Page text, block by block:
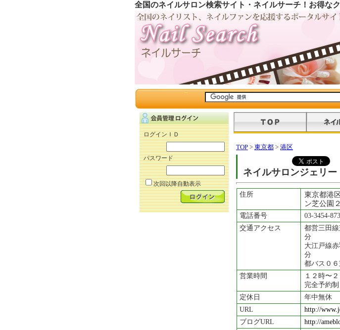
全国のネイルサロン検索サイト・ネイルサーチ！お得な
ログインＩＤ
パスワード
次回以降自動表示
TOP > 東京都 > 港区
ネイルサロンジェリー
住所
東京都港
ン芝公園
電話番号
03-3454-
交通アクセス
都営三田
分
大江戸線
分
都バス０
営業時間
１２時〜
完全予約制
定休日
年中無休
URL
http://
ブログURL
http://